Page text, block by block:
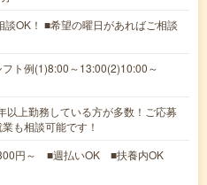
OK！ ■希望の曜日があればご相談
ト例(1)8:00～13:00(2)10:00～
以上勤務している方が多数！ご応募
も相談可能です！
円～ ■週払いOK ■扶養内OK